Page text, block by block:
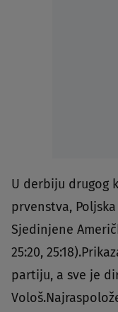
U derbiju drugog
prvenstva,
Sjedinjene
25:20,
partiju, a sve je